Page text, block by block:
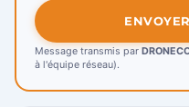
Message transmis par
à l'équipe réseau).